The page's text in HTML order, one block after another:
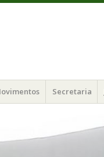
Secretaria